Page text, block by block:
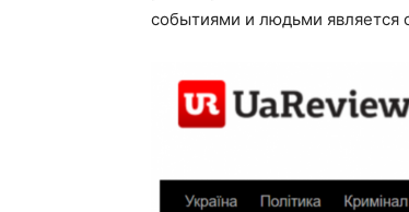
событиями и людьми является